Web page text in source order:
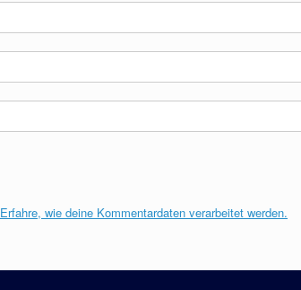
Erfahre, wie deine Kommentardaten verarbeitet werden.